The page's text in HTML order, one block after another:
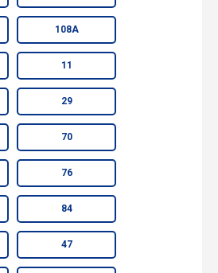
108А
11
29
70
76
84
47